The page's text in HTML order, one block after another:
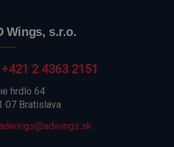
Wings, s.r.o.
+421 2 4363 2151
hrdlo 64
07 Bratislava